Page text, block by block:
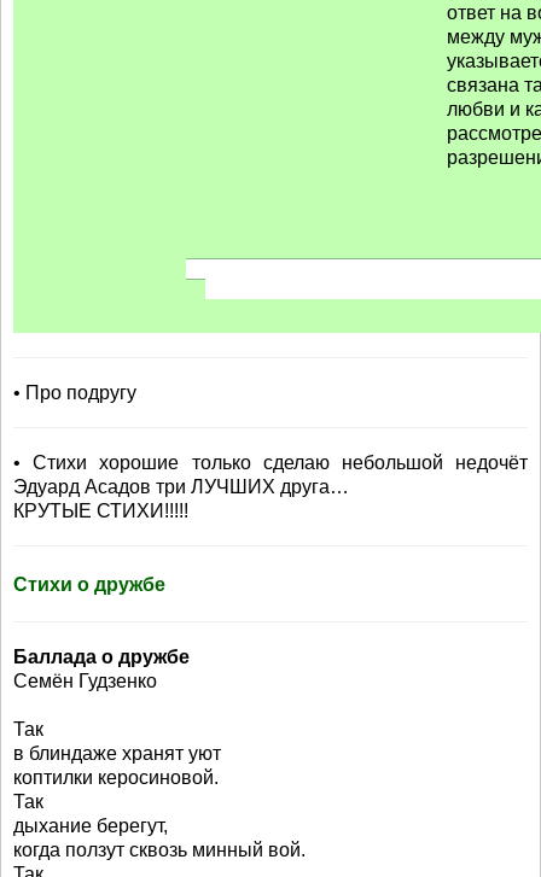
ответ на
между
связана
любви и
• Про подругу
• Стихи хорошие только сделаю небольшой недочёт
Эдуард Асадов три ЛУЧШИХ друга…
КРУТЫЕ СТИХИ!!!!!
Стихи о дружбе
Баллада о дружбе
Семён Гудзенко
Так
в блиндаже хранят уют
коптилки керосиновой.
Так
дыхание берегут,
когда ползут сквозь минный вой.